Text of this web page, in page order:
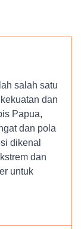
salah satu
dan
Papua,
dan pola
dikenal
dan
untuk